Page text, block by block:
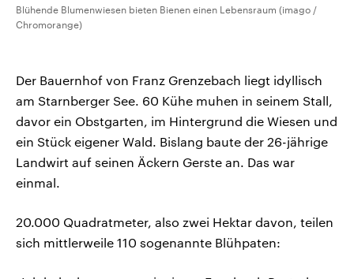
Blühende Blumenwiesen bieten Bienen einen Lebensraum (imago /
Chromorange)
Der Bauernhof von Franz Grenzebach liegt idyllisch
am Starnberger See. 60 Kühe muhen in seinem Stall,
davor ein Obstgarten, im Hintergrund die Wiesen und
ein Stück eigener Wald. Bislang baute der 26-jährige
Landwirt auf seinen Äckern Gerste an. Das war
einmal.
20.000 Quadratmeter, also zwei Hektar davon, teilen
sich mittlerweile 110 sogenannte Blühpaten: